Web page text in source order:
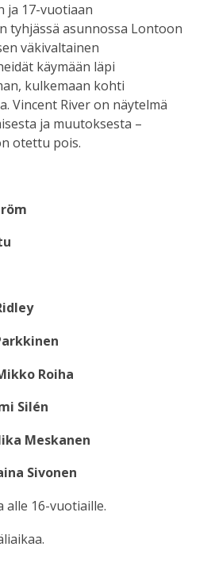
ja 17-vuotiaan
tyhjässä asunnossa Lontoon
väkivaltainen
käymään läpi
kulkemaan kohti
Vincent River on näytelmä
ja muutoksesta –
otettu pois.
Roiha
Silén
Meskanen
Sivonen
alle 16-vuotiaille.